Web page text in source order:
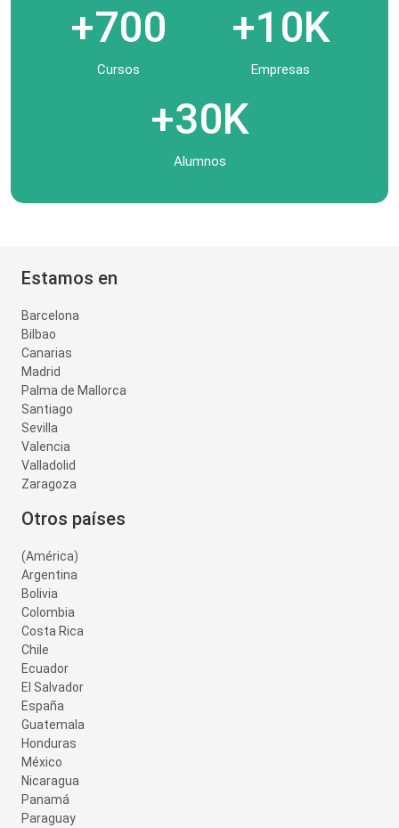
+700
Cursos
+10K
Empresas
+30K
Alumnos
Estamos en
Barcelona
Bilbao
Canarias
Madrid
Palma de Mallorca
Santiago
Sevilla
Valencia
Valladolid
Zaragoza
Otros países
(América)
Argentina
Bolivia
Colombia
Costa Rica
Chile
Ecuador
El Salvador
España
Guatemala
Honduras
México
Nicaragua
Panamá
Paraguay